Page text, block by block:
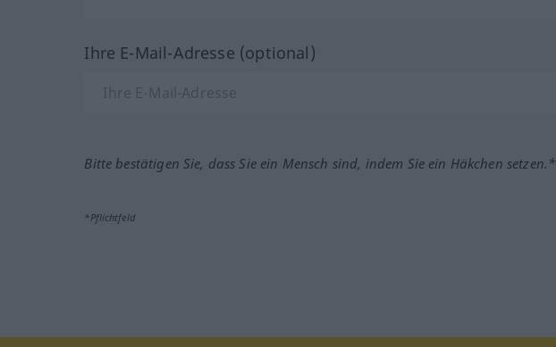
Ihre E-Mail-Adresse (optional)
Bitte bestätigen Sie, dass Sie ein Mensch sind, indem Sie ein Häkchen setzen.*
*Pflichtfeld